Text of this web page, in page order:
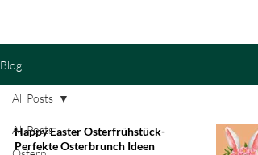
Blog
All Posts
All Posts
Happy Easter Osterfrühstück-
Perfekte Osterbrunch Ideen